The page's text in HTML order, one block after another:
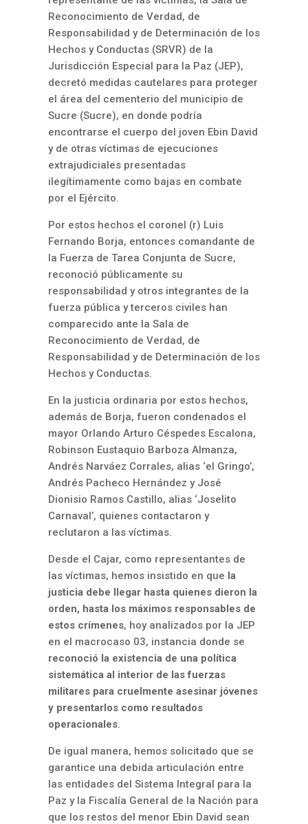
Reconocimiento de Verdad, de
Responsabilidad y de Determinación de los
Hechos y Conductas (SRVR) de la
Jurisdicción Especial para la Paz (JEP),
decretó medidas cautelares para proteger
el área del cementerio del municipio de
Sucre (Sucre), en donde podría
encontrarse el cuerpo del joven Ebin David
y de otras víctimas de ejecuciones
extrajudiciales presentadas
ilegítimamente como bajas en combate
por el Ejército.
Por estos hechos el coronel (r) Luis
Fernando Borja, entonces comandante de
la Fuerza de Tarea Conjunta de Sucre,
reconoció públicamente su
responsabilidad y otros integrantes de la
fuerza pública y terceros civiles han
comparecido ante la Sala de
Reconocimiento de Verdad, de
Responsabilidad y de Determinación de los
Hechos y Conductas.
En la justicia ordinaria por estos hechos,
además de Borja, fueron condenados el
mayor Orlando Arturo Céspedes Escalona,
Robinson Eustaquio Barboza Almanza,
Andrés Narváez Corrales, alias ‘el Gringo’,
Andrés Pacheco Hernández y José
Dionisio Ramos Castillo, alias ‘Joselito
Carnaval’, quienes contactaron y
reclutaron a las víctimas.
Desde el Cajar, como representantes de
las víctimas, hemos insistido en que la
justicia debe llegar hasta quienes dieron la
orden, hasta los máximos responsables de
estos crímenes, hoy analizados por la JEP
en el macrocaso 03, instancia donde se
reconoció la existencia de una política
sistemática al interior de las fuerzas
militares para cruelmente asesinar jóvenes
y presentarlos como resultados
operacionales.
De igual manera, hemos solicitado que se
garantice una debida articulación entre
las entidades del Sistema Integral para la
Paz y la Fiscalía General de la Nación para
que los restos del menor Ebin David sean